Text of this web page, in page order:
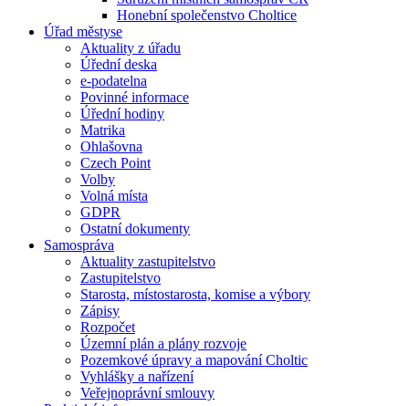
Honební společenstvo Choltice
Úřad městyse
Aktuality z úřadu
Úřední deska
e-podatelna
Povinné informace
Úřední hodiny
Matrika
Ohlašovna
Czech Point
Volby
Volná místa
GDPR
Ostatní dokumenty
Samospráva
Aktuality zastupitelstvo
Zastupitelstvo
Starosta, místostarosta, komise a výbory
Zápisy
Rozpočet
Územní plán a plány rozvoje
Pozemkové úpravy a mapování Choltic
Vyhlášky a nařízení
Veřejnoprávní smlouvy